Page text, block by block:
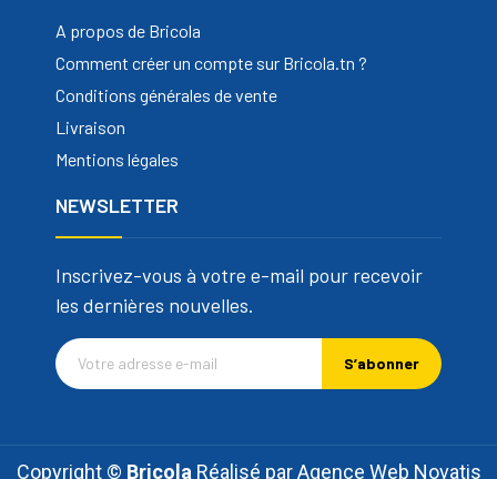
A propos de Bricola
Comment créer un compte sur Bricola.tn ?
Conditions générales de vente
Livraison
Mentions légales
NEWSLETTER
Inscrivez-vous à votre e-mail pour recevoir
les dernières nouvelles.
S’abonner
Copyright © Bricola Réalisé parAgence Web Novatis